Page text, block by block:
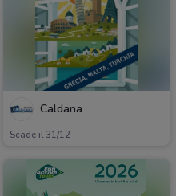
Caldana
Scade il 31/12